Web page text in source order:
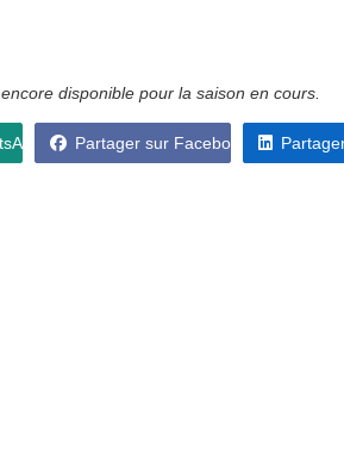
disponible pour la saison en cours.
Partager sur Facebook